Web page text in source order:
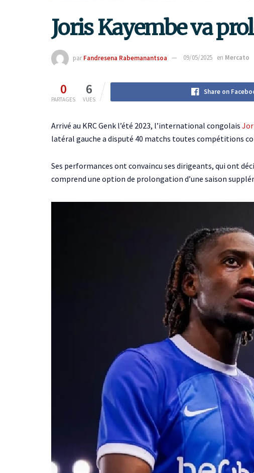
Joris Kayembe va
par Fandresena Rabemanantsoa 09/05/2025 en Mercato
0
PARTAGES
6
VUES
Share on
Arrivé au KRC Genk l’été 2023, l’international congolais
latéral gauche a disputé 40 matchs toutes compétitions
Ses performances ont convaincu ses dirigeants, qui ont
comprend une option de prolongation d’une saison